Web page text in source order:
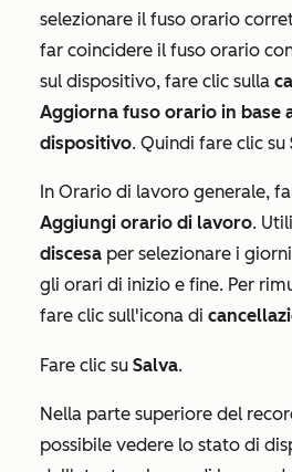
selezionare il fuso orario
far coincidere il fuso orario
sul dispositivo, fare clic sulla
Aggiorna fuso orario in base
dispositivo. Quindi fare clic su
In Orario di lavoro generale,
Aggiungi orario di lavoro.
discesa per selezionare i
gli orari di inizio e fine. Per
fare clic sull'icona di
Fare clic su Salva.
Nella parte superiore del
possibile vedere lo stato di